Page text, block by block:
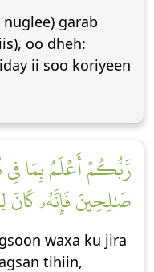
garab
oo dheh:
ii soo koriyeen
رَّبُّكُمۡ أَعۡلَمُ بِمَا
صَٰلِحِينَ فَإِنَّهُۥ كَانَ
waxa ku jira
tihiin,